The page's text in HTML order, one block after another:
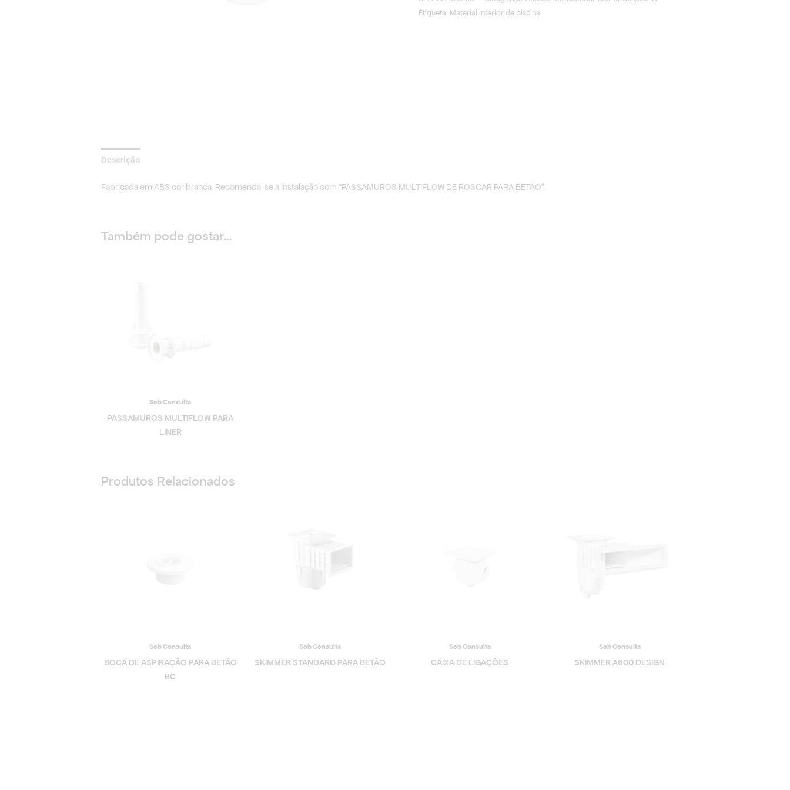
Etiqueta: Material interior de piscina
Descrição
Fabricada em ABS cor branca. Recomenda-se a instalação com “PASSAMUROS MULTIFLOW DE ROSCAR PARA BETÃO”.
Também pode gostar…
Sob Consulta
PASSAMUROS MULTIFLOW PARA
LINER
Produtos Relacionados
Sob Consulta
BOCA DE ASPIRAÇÃO PARA BETÃO
BC
Sob Consulta
SKIMMER STANDARD PARA BETÃO
Sob Consulta
CAIXA DE LIGAÇÕES
Sob Consulta
SKIMMER A600 DESIGN